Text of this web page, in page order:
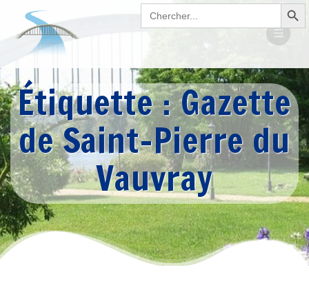
Search Search Button
Passer
au
Étiquette :Gazette
de Saint-Pierre du
Vauvray